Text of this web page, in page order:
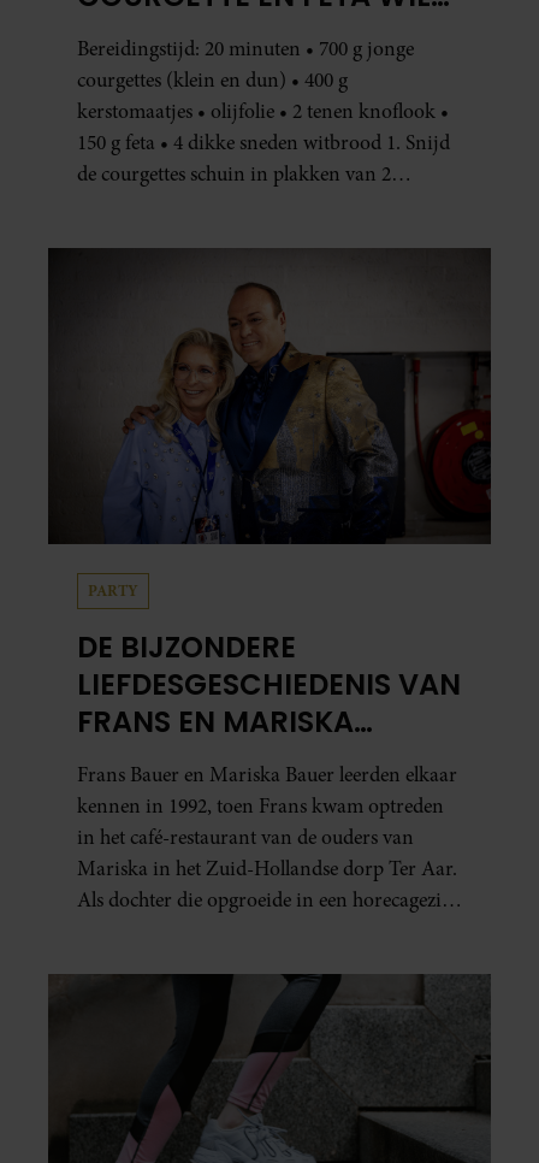
JE METEEN MAKEN
Bereidingstijd: 20 minuten • 700 g jonge
courgettes (klein en dun) • 400 g
kerstomaatjes • olijfolie • 2 tenen knoflook •
150 g feta • 4 dikke sneden witbrood 1. Snijd
de courgettes schuin in plakken van 2
PARTY
DE BIJZONDERE
LIEFDESGESCHIEDENIS VAN
FRANS EN MARISKA
BAUER: OOK IN BED
ELKAARS EERSTE
Frans Bauer en Mariska Bauer leerden elkaar
kennen in 1992, toen Frans kwam optreden
in het café-restaurant van de ouders van
Mariska in het Zuid-Hollandse dorp Ter Aar.
Als dochter die opgroeide in een horecagezin